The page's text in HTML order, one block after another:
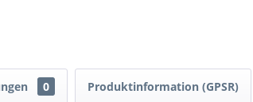
0 Produktinformation (GPSR)